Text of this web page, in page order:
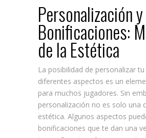
Personalización y
Bonificaciones:
de la Estética
La posibilidad de personalizar
diferentes aspectos es un
para muchos jugadores. Sin
personalización no es solo una
estética. Algunos aspectos
bonificaciones que te dan una